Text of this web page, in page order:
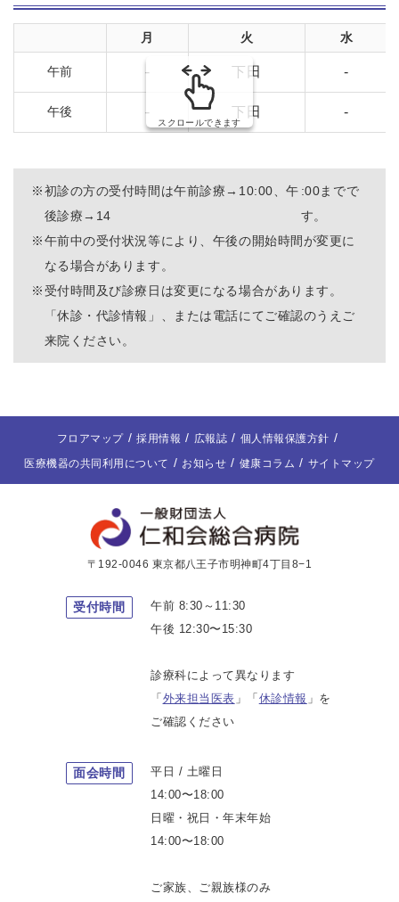
頼永 午前 休診
頼永 一日 休診
2026.12.22 頼永 午前 休診
2026.12.29 頼永 午前 休診
月 火 水
午前 - 下田 -
午後 - 下田 -
スクロールできます
※初診の方の受付時間は午前診療→10:00、午
後診療→14
:00までで
す。
※午前中の受付状況等により、午後の開始時間が変更に
なる場合があります。
※受付時間及び診療日は変更になる場合があります。
「休診・代診情報」、または電話にてご確認のうえご
来院ください。
フロアマップ 採用情報 広報誌
個人情報保護方針
医療機器の共同利用について
お知らせ 健康コラム サイトマップ
〒192-0046 東京都八王子市明神町4丁目8−1
受付時間
午前 8:30～11:30
午後 12:30〜15:30
診療科によって異なります
「 外来担当医表 」「 休診情報 」を
ご確認ください
面会時間
平日 / 土曜日
14:00〜18:00
日曜・祝日・年末年始
14:00〜18:00
ご家族、ご親族様のみ